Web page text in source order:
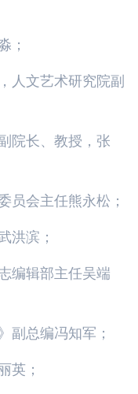
；
人文艺术研究院副
院长、教授，张
员会主任熊永松；
洪滨；
编辑部主任吴端
副总编冯知军；
英；